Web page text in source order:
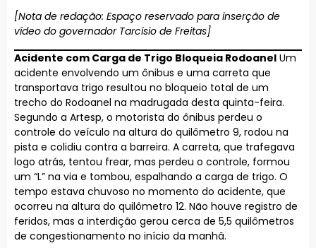
[Nota de redação: Espaço reservado para inserção de
vídeo do governador Tarcísio de Freitas]
Acidente com Carga de Trigo Bloqueia Rodoanel Um
acidente envolvendo um ônibus e uma carreta que
transportava trigo resultou no bloqueio total de um
trecho do Rodoanel na madrugada desta quinta-feira.
Segundo a Artesp, o motorista do ônibus perdeu o
controle do veículo na altura do quilômetro 9, rodou na
pista e colidiu contra a barreira. A carreta, que trafegava
logo atrás, tentou frear, mas perdeu o controle, formou
um “L” na via e tombou, espalhando a carga de trigo. O
tempo estava chuvoso no momento do acidente, que
ocorreu na altura do quilômetro 12. Não houve registro de
feridos, mas a interdição gerou cerca de 5,5 quilômetros
de congestionamento no início da manhã.